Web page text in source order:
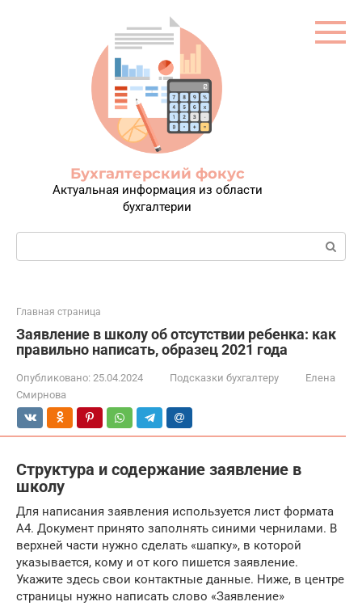
Бухгалтерский фокус
Актуальная информация из области
бухгалтерии
Поиск:
Главная страница
Заявление в школу об отсутствии ребенка: как
правильно написать, образец 2021 года
Опубликовано: 25.04.2024 Подсказки бухгалтеру
Елена
Смирнова
Структура и содержание заявление в
школу
Для написания заявления используется лист формата
А4. Документ принято заполнять синими чернилами. В
верхней части нужно сделать «шапку», в которой
указывается, кому и от кого пишется заявление.
Укажите здесь свои контактные данные. Ниже, в центре
страницы нужно написать слово «Заявление»